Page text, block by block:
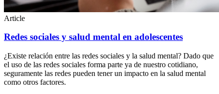
Article
Redes sociales y salud mental en adolescentes
¿Existe relación entre las redes sociales y la salud mental? Dado que
el uso de las redes sociales forma parte ya de nuestro cotidiano,
seguramente las redes pueden tener un impacto en la salud mental
como otros factores.